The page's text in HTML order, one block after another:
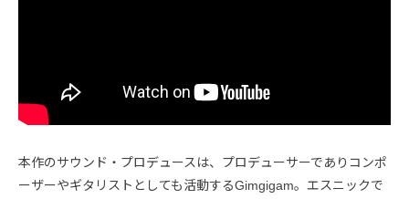
本作のサウンド・プロデュースは、プロデューサーでありコンポ
ーザーやギタリストとしても活動するGimgigam。エスニックで